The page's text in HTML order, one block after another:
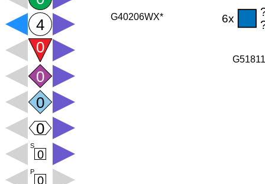
G40206WX*